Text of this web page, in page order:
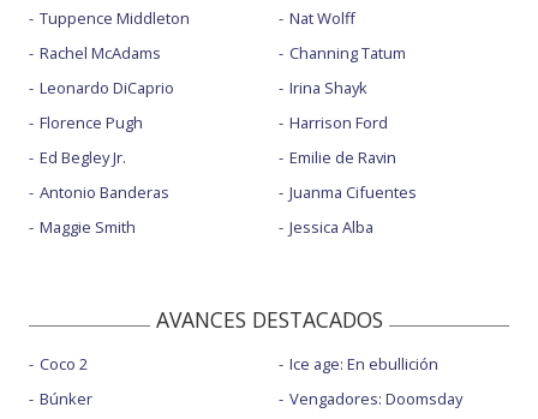
Tuppence Middleton
Rachel McAdams
Leonardo DiCaprio
Florence Pugh
Ed Begley Jr.
Antonio Banderas
Maggie Smith
Nat Wolff
Channing Tatum
Irina Shayk
Harrison Ford
Emilie de Ravin
Juanma Cifuentes
Jessica Alba
AVANCES DESTACADOS
Coco 2
Búnker
Ice age: En ebullición
Vengadores: Doomsday